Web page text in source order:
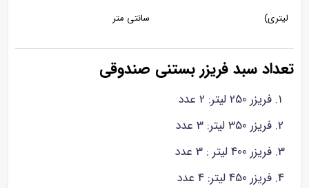
لیتری)
سانتی متر
تعداد سبد فریزر بستنی صندوقی
فریزر 250 لیتر: 2 عدد
فریزر 350 لیتر: 3 عدد
فریزر 400 لیتر : 3 عدد
فریزر 450 لیتر: 4 عدد